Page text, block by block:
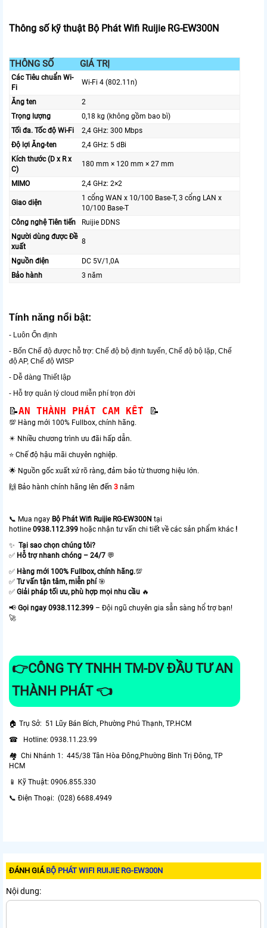
Thông số kỹ thuật Bộ Phát Wifi Ruijie RG-EW300N
THÔNG SỐ GIÁ TRỊ
Các Tiêu chuẩn Wi-
Fi
Wi-Fi 4 (802.11n)
Ăng ten
2
Trọng lượng
0,18 kg (không gồm bao bì)
Tối đa. Tốc độ Wi-Fi
2,4 GHz: 300 Mbps
Độ lợi Ăng-ten
2,4 GHz: 5 dBi
Kích thước (D x R x
C)
180 mm × 120 mm × 27 mm
MIMO 2,4 GHz: 2×2
Giao diện
1 cổng WAN x 10/100 Base-T, 3 cổng LAN x
10/100 Base-T
Công nghệ Tiên tiến
Ruijie DDNS
Người dùng được Đề
xuất
8
Nguồn điện
DC 5V/1,0A
Bảo hành
3 năm
Tính năng nổi bật:
- Luôn Ổn định
- Bốn Chế độ được hỗ trợ: Chế độ bộ định tuyến, Chế độ bộ lặp, Chế
độ AP, Chế độ WISP
- Dễ dàng Thiết lập
- Hỗ trợ quản lý cloud miễn phí trọn đời
📝AN THÀNH PHÁT CAM KẾT 📝
💯 Hàng mới 100% Fullbox, chính hãng.
✴️ Nhiều chương trình ưu đãi hấp dẫn.
⭐ Chế độ hậu mãi chuyên nghiệp.
🌟 Nguồn gốc xuất xứ rõ ràng, đảm bảo từ thương hiệu lớn.
🙌 Bảo hành chính hãng lên đến 3 năm
📞 Mua ngay Bộ Phát Wifi Ruijie RG-EW300N tại
hotline 0938.112.399 hoặc nhận tư vấn chi tiết về các sản phẩm khác !
✨ Tại sao chọn chúng tôi?
✅ Hỗ trợ nhanh chóng – 24/7 💬
✅ Hàng mới 100% Fullbox, chính hãng.💯
✅ Tư vấn tận tâm, miễn phí 🎯
✅ Giải pháp tối ưu, phù hợp mọi nhu cầu 🔥
📢 Gọi ngay 0938.112.399 – Đội ngũ chuyên gia sẵn sàng hổ trợ bạn!
🚀
👉CÔNG TY TNHH TM-DV ĐẦU TƯ AN
THÀNH PHÁT 👈
🏠 Trụ Sở: 51 Lũy Bán Bích, Phường Phú Thạnh, TP.HCM
☎ Hotline: 0938.11.23.99
🏘 Chi Nhánh 1: 445/38 Tân Hòa Đông,Phường Bình Trị Đông, TP
HCM
📱 Kỹ Thuật: 0906.855.330
📞 Điện Thoại: (028) 6688.4949
ĐÁNH GIÁ BỘ PHÁT WIFI RUIJIE RG-EW300N
Nội dung: